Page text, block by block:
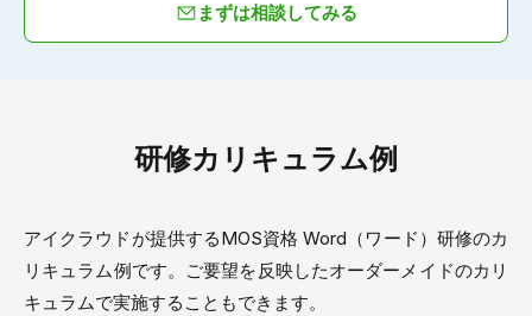
まずは相談してみる
研修カリキュラム例
アイクラウドが提供するMOS資格 Word（ワード）研修のカ
リキュラム例です。ご要望を反映したオーダーメイドのカリ
キュラムで実施することもできます。